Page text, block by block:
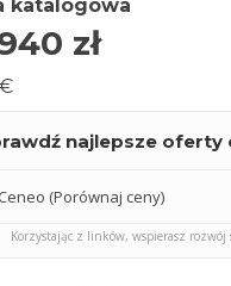
katalogowa
zł
najlepsze oferty
Ceneo (Porównaj ceny)
Korzystając z linków, wspierasz